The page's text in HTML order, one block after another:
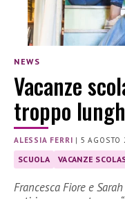
NEWS
Vacanze
troppo
ALESSIA FERRI | 5 AGOSTO
SCUOLA VACANZE
Francesca Fiore e